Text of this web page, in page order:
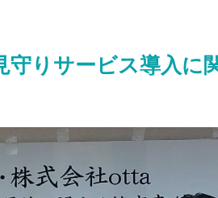
守りサービス導入に